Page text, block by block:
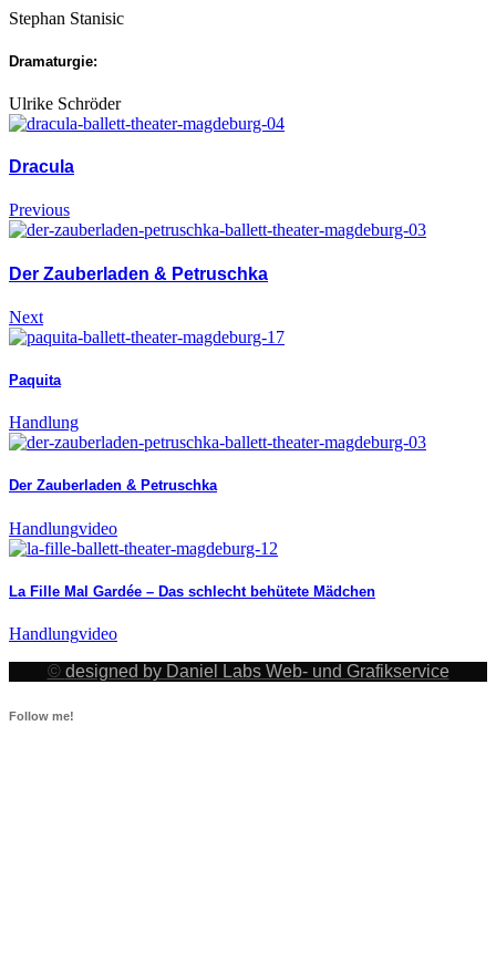
Stephan Stanisic
Dramaturgie:
Ulrike Schröder
Dracula
Previous
Der Zauberladen & Petruschka
Next
Paquita
Handlung
Der Zauberladen & Petruschka
Handlungvideo
La Fille Mal Gardée – Das schlecht behütete Mädchen
Handlungvideo
© designed by Daniel Labs Web- und Grafikservice
Follow me!